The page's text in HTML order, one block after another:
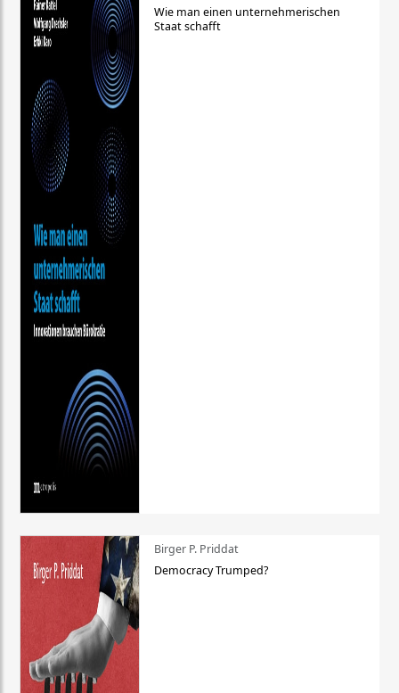
Wie man einen unternehmerischen
Staat schafft
Birger P. Priddat
Democracy Trumped?